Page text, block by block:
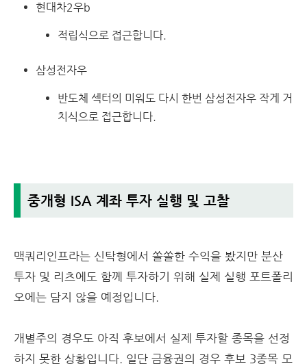
현대차2우b
적립식으로 접근합니다.
삼성전자우
반도체 섹터의 미워도 다시 한번 삼성전자우 작게 거
치식으로 접근합니다.
중개형 ISA 계좌 투자 실행 및 고찰
맥쿼리인프라는 신탁형에서 쏠쏠한 수익을 봤지만 분산
투자 및 리츠에도 함께 투자하기 위해 실제 실행 포트폴리
오에는 담지 않을 예정입니다.
개별주의 경우도 아직 후보에서 실제 투자할 종목을 선정
하지 못한 상황입니다. 일단 금융권의 경우 후보 3종목 모